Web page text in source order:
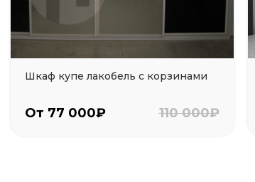
Шкаф купе лакобель с корзинами
От 77 000₽ 110 000₽